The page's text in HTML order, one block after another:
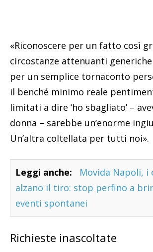
«Riconoscere per un fatto così
circostanze attenuanti
per un semplice tornaconto
il benché minimo reale
limitati a dire ‘ho sbagliato’ –
donna – sarebbe un’enorme
Un’altra coltellata per tutti noi».
Leggi anche:
Movida Napoli,
alzano il tiro: stop perfino a
eventi spontanei
Richieste inascoltate